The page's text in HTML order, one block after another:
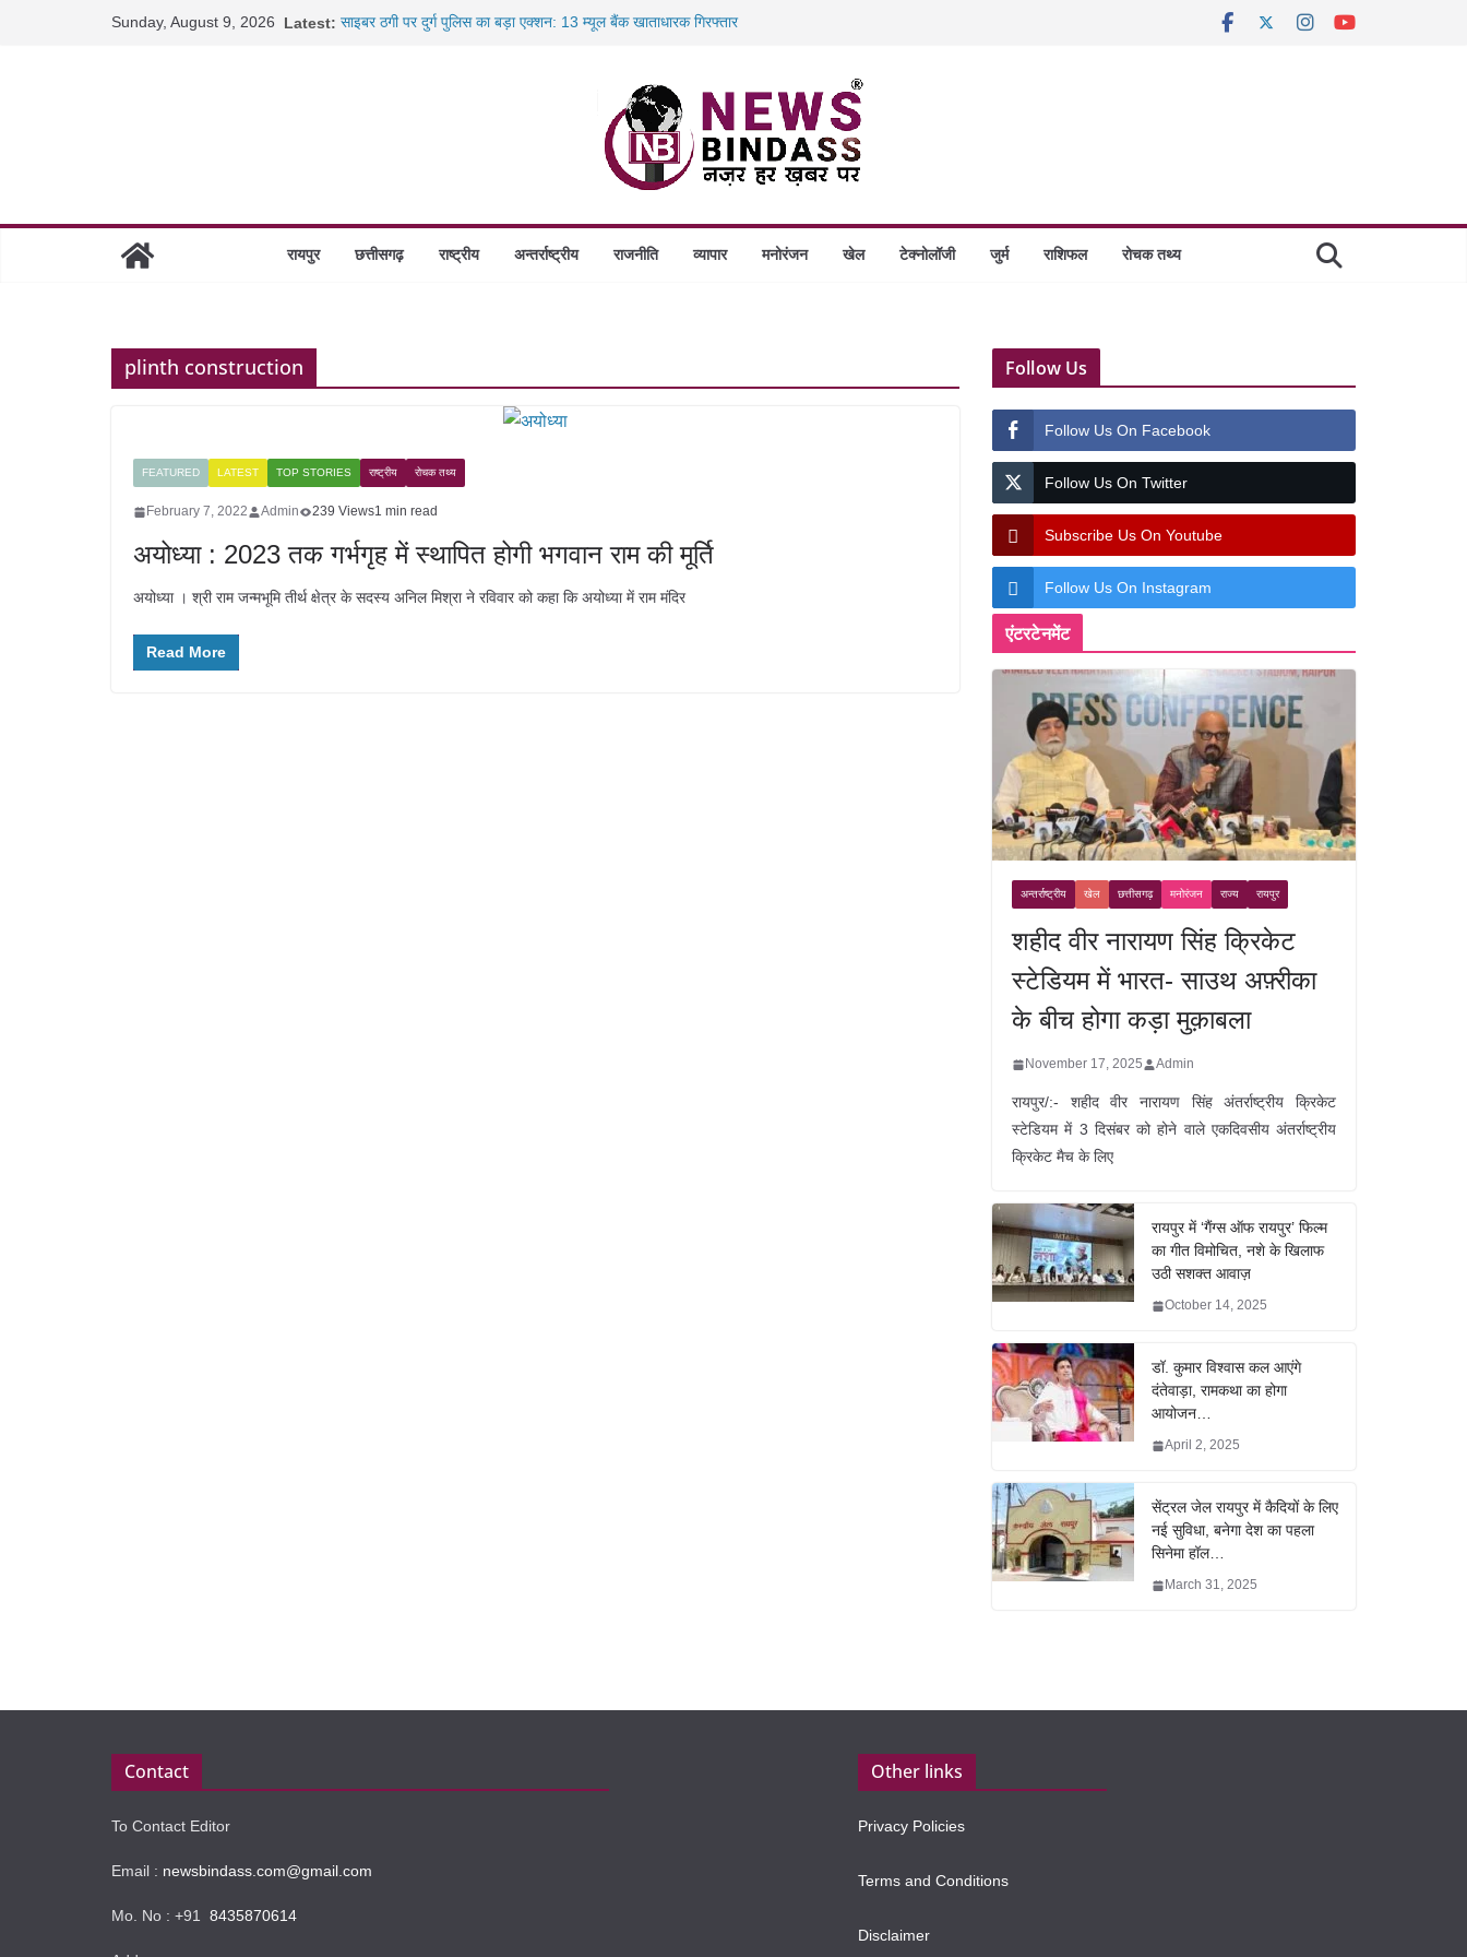
Sunday, August 9, 2026 Latest: साइबर ठगी पर दुर्ग पुलिस का बड़ा एक्शन: 13 म्यूल बैंक खाताधारक गिरफ्तार
रायपुर में कल्याण ज्वेलर्स में डकैती की साजिश नाकाम, दिल्ली-बिहार
छत्तीसगढ़ में 1460 गोधाम होंगे स्थापित, हर विकासखंड के 10 उत्कृष्ट गोठानों
रायपुर छत्तीसगढ़ राष्ट्रीय अन्तर्राष्ट्रीय राजनीति व्यापार मनोरंजन खेल टेक्नोलॉजी जुर्म राशिफल रोचक तथ्य
plinth construction
FEATURED LATEST TOP STORIES राष्ट्रीय रोचक तथ्य
February 7, 2022 Admin 239 Views1 min read
अयोध्या : 2023 तक गर्भगृह में स्थापित होगी भगवान राम की मूर्ति
अयोध्या । श्री राम जन्मभूमि तीर्थ क्षेत्र के सदस्य अनिल मिश्रा ने रविवार को कहा कि अयोध्या में राम मंदिर
Read More
Follow Us
Follow Us On Facebook
Follow Us On Twitter
Subscribe Us On Youtube
Follow Us On Instagram
एंटरटेनमेंट
अन्तर्राष्ट्रीय खेल छत्तीसगढ़ मनोरंजन राज्य रायपुर
शहीद वीर नारायण सिंह क्रिकेट
स्टेडियम में भारत- साउथ अफ़्रीका
के बीच होगा कड़ा मुक़ाबला
November 17, 2025 Admin
रायपुर/:- शहीद वीर नारायण सिंह अंतर्राष्ट्रीय क्रिकेट
स्टेडियम में 3 दिसंबर को होने वाले एकदिवसीय अंतर्राष्ट्रीय
क्रिकेट मैच के लिए
रायपुर में ‘गैंग्स ऑफ रायपुर’ फिल्म
का गीत विमोचित, नशे के खिलाफ
उठी सशक्त आवाज़
October 14, 2025
डॉ. कुमार विश्वास कल आएंगे
दंतेवाड़ा, रामकथा का होगा
आयोजन…
April 2, 2025
सेंट्रल जेल रायपुर में कैदियों के लिए
नई सुविधा, बनेगा देश का पहला
सिनेमा हॉल…
March 31, 2025
Contact
To Contact Editor
Email : newsbindass.com@gmail.com
Mo. No : +91 8435870614
Other links
Privacy Policies
Terms and Conditions
Disclaimer